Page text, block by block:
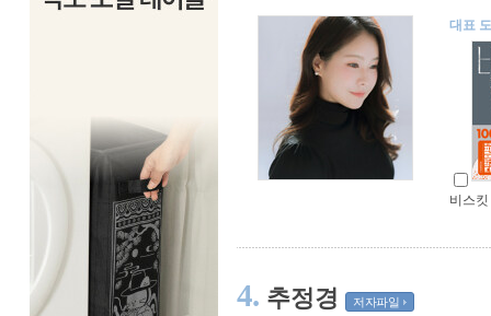
대표
비스킷
4. 추정경 저자파일